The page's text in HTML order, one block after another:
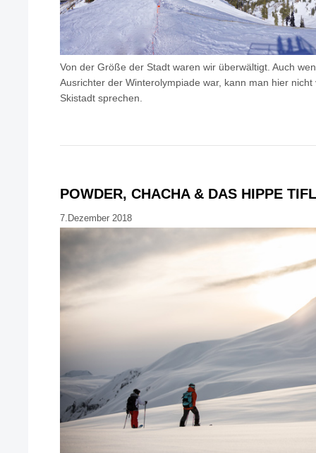
Von der Größe der Stadt waren wir überwältigt. Auch
Ausrichter der Winterolympiade war, kann man hier
Skistadt sprechen.
POWDER, CHACHA & DAS HIPPE
7.Dezember 2018